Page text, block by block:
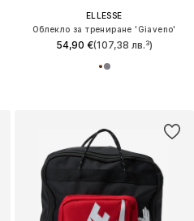
ELLESSE
Облекло за трениране 'Giaveno'
54,90 €(107,38 лв.³)